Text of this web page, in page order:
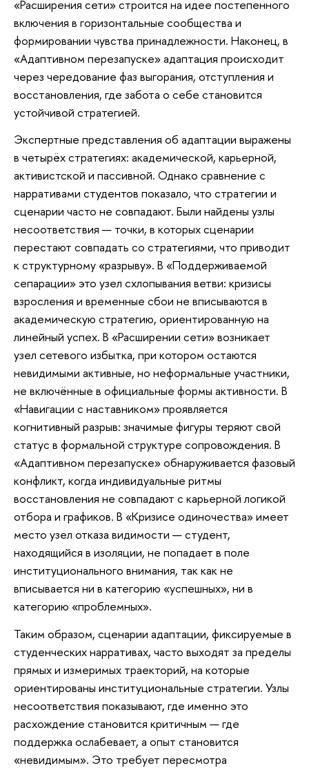
«Расширения сети» строится на идее постепенного
включения в горизонтальные сообщества и
формировании чувства принадлежности. Наконец, в
«Адаптивном перезапуске» адаптация происходит
через чередование фаз выгорания, отступления и
восстановления, где забота о себе становится
устойчивой стратегией.
Экспертные представления об адаптации выражены
в четырёх стратегиях: академической, карьерной,
активистской и пассивной. Однако сравнение с
нарративами студентов показало, что стратегии и
сценарии часто не совпадают. Были найдены узлы
несоответствия — точки, в которых сценарии
перестают совпадать со стратегиями, что приводит
к структурному «разрыву». В «Поддерживаемой
сепарации» это узел схлопывания ветви: кризисы
взросления и временные сбои не вписываются в
академическую стратегию, ориентированную на
линейный успех. В «Расширении сети» возникает
узел сетевого избытка, при котором остаются
невидимыми активные, но неформальные участники,
не включённые в официальные формы активности. В
«Навигации с наставником» проявляется
когнитивный разрыв: значимые фигуры теряют свой
статус в формальной структуре сопровождения. В
«Адаптивном перезапуске» обнаруживается фазовый
конфликт, когда индивидуальные ритмы
восстановления не совпадают с карьерной логикой
отбора и графиков. В «Кризисе одиночества» имеет
место узел отказа видимости — студент,
находящийся в изоляции, не попадает в поле
институционального внимания, так как не
вписывается ни в категорию «успешных», ни в
категорию «проблемных».
Таким образом, сценарии адаптации, фиксируемые в
студенческих нарративах, часто выходят за пределы
прямых и измеримых траекторий, на которые
ориентированы институциональные стратегии. Узлы
несоответствия показывают, где именно это
расхождение становится критичным — где
поддержка ослабевает, а опыт становится
«невидимым». Это требует пересмотра